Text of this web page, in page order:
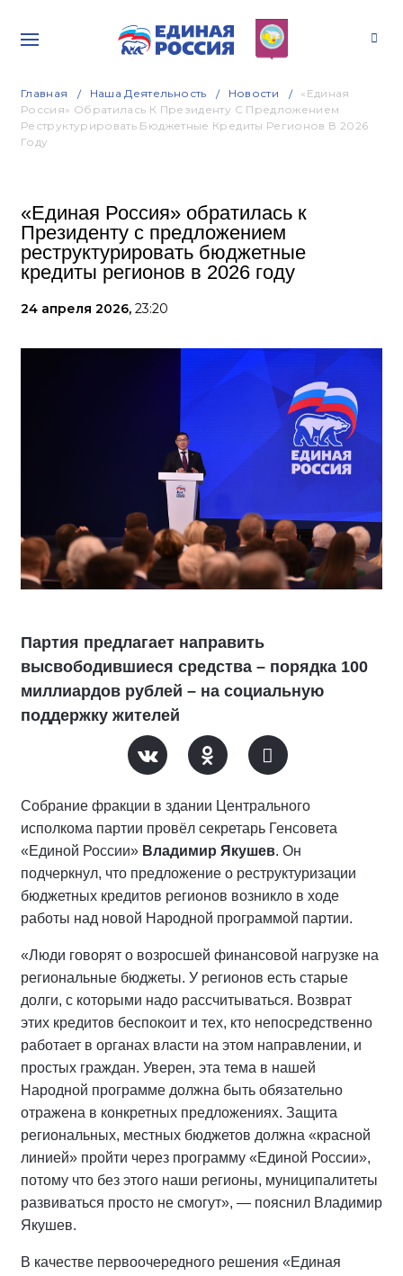
Главная Наша Деятельность Новости
«Единая
Россия» Обратилась К Президенту С Предложением
Реструктурировать Бюджетные Кредиты Регионов В 2026
Году
«Единая Россия» обратилась к
Президенту с предложением
реструктурировать бюджетные
кредиты регионов в 2026 году
24 апреля 2026, 23:20
Партия предлагает направить
высвободившиеся средства – порядка 100
миллиардов рублей – на социальную
поддержку жителей
Собрание фракции в здании Центрального
исполкома партии провёл секретарь Генсовета
«Единой России» Владимир Якушев. Он
подчеркнул, что предложение о реструктуризации
бюджетных кредитов регионов возникло в ходе
работы над новой Народной программой партии.
«Люди говорят о возросшей финансовой нагрузке на
региональные бюджеты. У регионов есть старые
долги, с которыми надо рассчитываться. Возврат
этих кредитов беспокоит и тех, кто непосредственно
работает в органах власти на этом направлении, и
простых граждан. Уверен, эта тема в нашей
Народной программе должна быть обязательно
отражена в конкретных предложениях. Защита
региональных, местных бюджетов должна «красной
линией» пройти через программу «Единой России»,
потому что без этого наши регионы, муниципалитеты
развиваться просто не смогут», — пояснил Владимир
Якушев.
В качестве первоочередного решения «Единая